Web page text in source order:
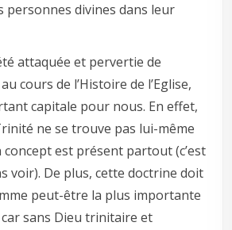
personnes divines dans leur
attaquée et pervertie de
cours de l’Histoire de l’Eglise,
capitale pour nous. En effet,
ne se trouve pas lui-même
concept est présent partout (c’est
voir). De plus, cette doctrine doit
peut-être la plus importante
sans Dieu trinitaire et